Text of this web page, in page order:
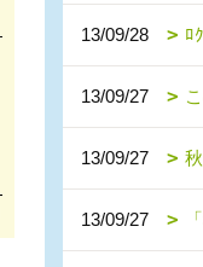
13/09/28 ﾛ
13/09/27
13/09/27
13/09/27